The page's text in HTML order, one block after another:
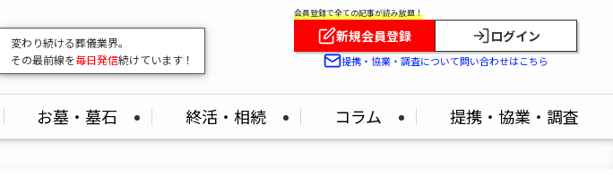
変わり続ける葬儀業界。
その最前線を毎日発信続けています！
会員登録で全ての記事が読み放題！
新規会員登録 ログイン
提携・協業・調査について問い合わせはこちら
お墓・墓石 終活・相続 コラム 提携・協業・調査